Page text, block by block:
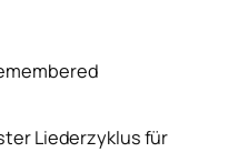
Liederzyklus für